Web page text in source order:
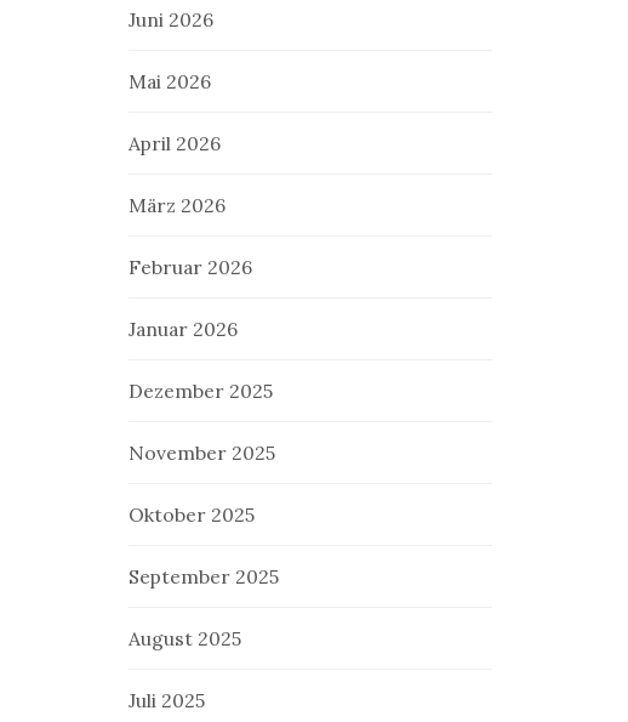
Juni 2026
Mai 2026
April 2026
März 2026
Februar 2026
Januar 2026
Dezember 2025
November 2025
Oktober 2025
September 2025
August 2025
Juli 2025